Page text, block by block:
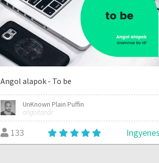
Angol alapok - To be
UnKnown Plain Puffin
angoltanár
133